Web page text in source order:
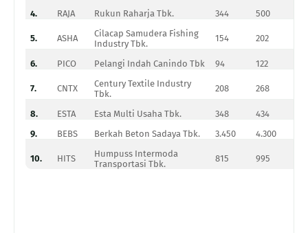
4.
RAJA Rukun Raharja Tbk. 344 500
5. ASHA
Cilacap Samudera Fishing
Industry Tbk.
154 202
6. PICO Pelangi Indah Canindo Tbk 94 122
7. CNTX
Century Textile Industry
Tbk.
208 268
8. ESTA Esta Multi Usaha Tbk. 348 434
9.
BEBS Berkah Beton Sadaya Tbk. 3.450 4.300
10. HITS
Humpuss Intermoda
Transportasi Tbk.
815 995